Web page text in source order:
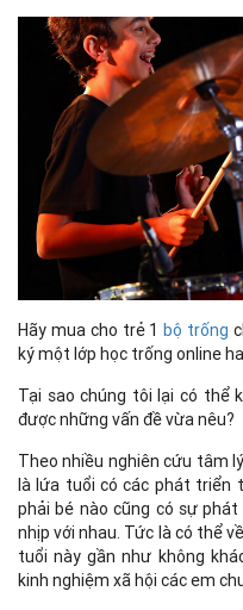
Hãy mua cho trẻ 1bộ trống
ký một lớp học trống online
Tại sao chúng tôi lại có thể
được những vấn đề vừa nêu?
Theo nhiều nghiên cứu tâm
là lứa tuổi có các phát triển
phải bé nào cũng có sự
nhịp với nhau. Tức là có thể
tuổi này gần như không
kinh nghiệm xã hội các em